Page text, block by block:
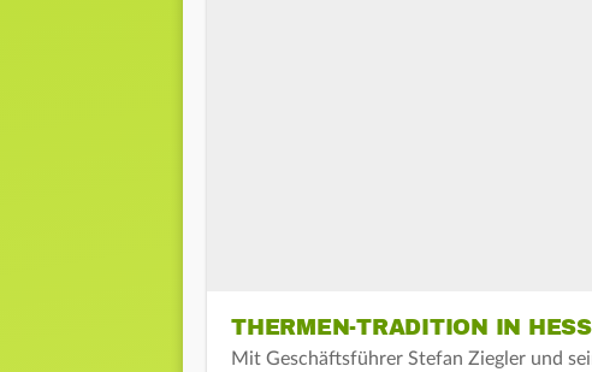
THERMEN-TRADITION IN
Mit Geschäftsführer Stefan Ziegler und